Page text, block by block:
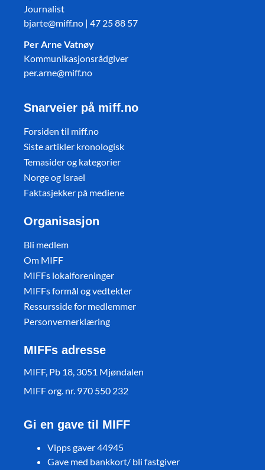
Journalist
bjarte@miff.no | 47 25 88 57
Per Arne Vatnøy
Kommunikasjonsrådgiver
per.arne@miff.no
Snarveier på miff.no
Forsiden til miff.no
Siste artikler kronologisk
Temasider og kategorier
Norge og Israel
Faktasjekker på mediene
Organisasjon
Bli medlem
Om MIFF
MIFFs lokalforeninger
MIFFs formål og vedtekter
Ressursside for medlemmer
Personvernerklæring
MIFFs adresse
MIFF, Pb 18, 3051 Mjøndalen
MIFF org. nr. 970 550 232
Gi en gave til MIFF
Vipps gaver 44945
Gave med bankkort/ bli fastgiver